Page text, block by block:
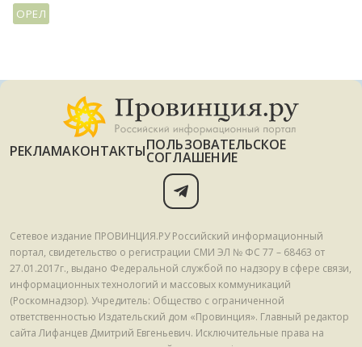
ОРЕЛ
РЕКЛАМАКОНТАКТЫПОЛЬЗОВАТЕЛЬСКОЕ
СОГЛАШЕНИЕ
Сетевое издание ПРОВИНЦИЯ.РУ Российский информационный
портал, свидетельство о регистрации СМИ ЭЛ № ФС 77 – 68463 от
27.01.2017г., выдано Федеральной службой по надзору в сфере связи,
информационных технологий и массовых коммуникаций
(Роскомнадзор). Учредитель: Общество с ограниченной
ответственностью Издательский дом «Провинция». Главный редактор
сайта Лифанцев Дмитрий Евгеньевич. Исключительные права на